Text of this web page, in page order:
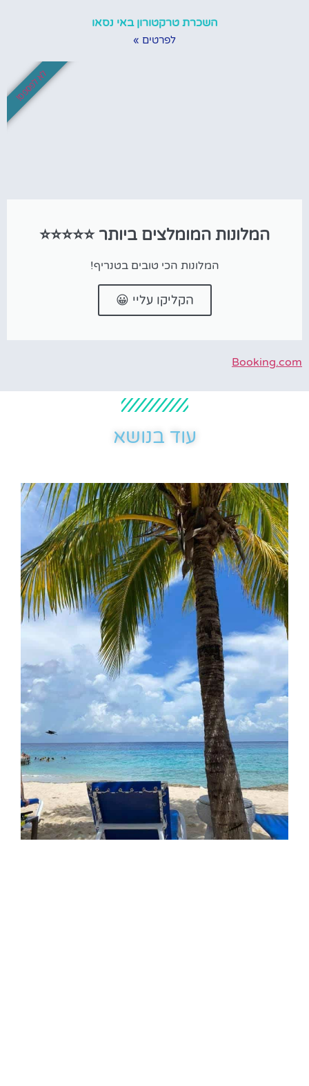
השכרת טרקטורון באי נסאו
לפרטים »
המלונות המומלצים ביותר ⭐⭐⭐⭐⭐
המלונות הכי טובים בטנריף!
הקליקו עליי 😀
לא לפספס!
Booking.com
עוד בנושא